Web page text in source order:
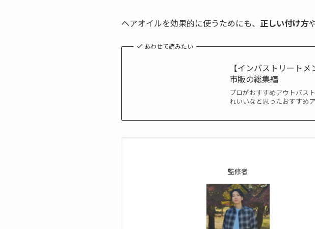
ヘアオイルを効果的に使うためにも、 正しい付け方
あわせて読みたい
【インバストリート
市販の総集編
プロがおすすめアウトバス
れいいなと思ったおすすめ
監修者